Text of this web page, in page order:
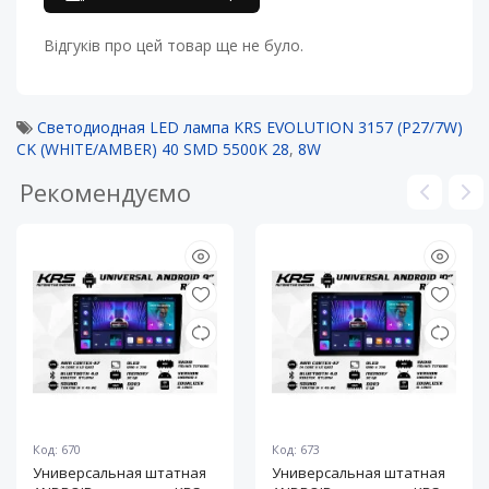
Відгуків про цей товар ще не було.
Светодиодная LED лампа KRS EVOLUTION 3157 (P27/7W)
CK (WHITE/AMBER) 40 SMD 5500K 28, 8W
Рекомендуємо
Код: 670
Универсальная штатная
Код: 673
Универсальная штатная